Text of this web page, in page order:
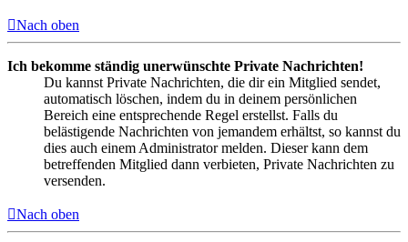
Nach oben
Ich bekomme ständig unerwünschte Private Nachrichten!
Du kannst Private Nachrichten, die dir ein Mitglied sendet,
automatisch löschen, indem du in deinem persönlichen
Bereich eine entsprechende Regel erstellst. Falls du
belästigende Nachrichten von jemandem erhältst, so kannst du
dies auch einem Administrator melden. Dieser kann dem
betreffenden Mitglied dann verbieten, Private Nachrichten zu
versenden.
Nach oben